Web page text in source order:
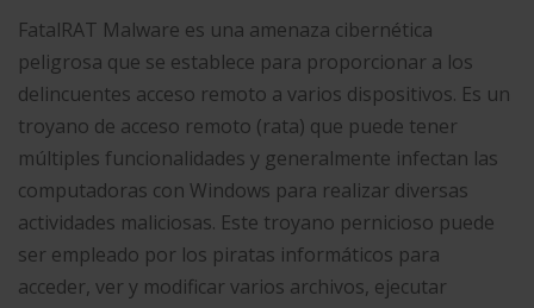
FatalRAT Malware es una amenaza cibernética
peligrosa que se establece para proporcionar a los
delincuentes acceso remoto a varios dispositivos. Es un
troyano de acceso remoto (rata) que puede tener
múltiples funcionalidades y generalmente infectan las
computadoras con Windows para realizar diversas
actividades maliciosas. Este troyano pernicioso puede
ser empleado por los piratas informáticos para
acceder, ver y modificar varios archivos, ejecutar